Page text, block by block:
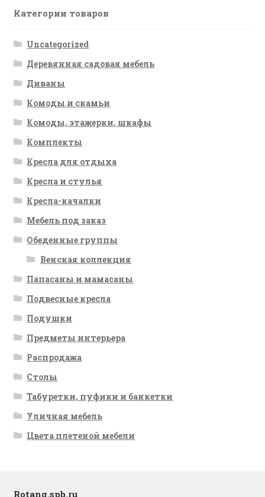
Категории товаров
Uncategorized
Деревянная садовая мебель
Диваны
Комоды и скамьи
Комоды, этажерки, шкафы
Комплекты
Кресла для отдыха
Кресла и стулья
Кресла-качалки
Мебель под заказ
Обеденные группы
Венская коллекция
Папасаны и мамасаны
Подвесные кресла
Подушки
Предметы интерьера
Распродажа
Столы
Табуретки, пуфики и банкетки
Уличная мебель
Цвета плетеной мебели
Rotang.spb.ru